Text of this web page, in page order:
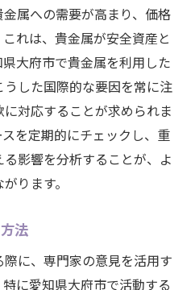
属への需要が高まり、価格
れは、貴金属が安全資産と
大府市で貴金属を利用した
した国際的な要因を常に注
対応することが求められま
を定期的にチェックし、重
影響を分析することが、よ
ります。
法
に、専門家の意見を活用す
に愛知県大府市で活動する